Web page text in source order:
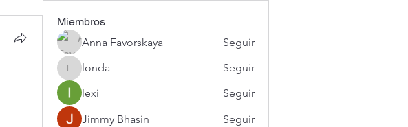
Miembros
Anna Favorskaya
Seguir
londa
londa
Seguir
lexi
Seguir
Jimmy Bhasin
Seguir